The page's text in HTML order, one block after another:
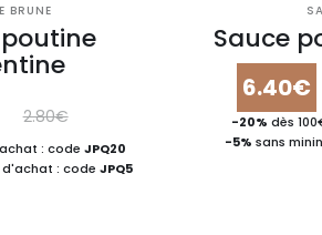
BRUNE
2.80€
: codeJPQ20
d'achat : codeJPQ5
Sauce
6.40€
-20% dès
-5% sans